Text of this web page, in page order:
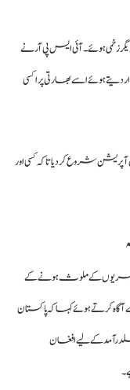
ہوئے۔ آئی ایس پی آر نے
ہوئے اسے بھارتی پراکسی
شروع کر دیا تاکہ کسی اور
کے ملوث ہونے کے
کرتے ہوئے کہا کہ پاکستان
کے لیے افغان
۔